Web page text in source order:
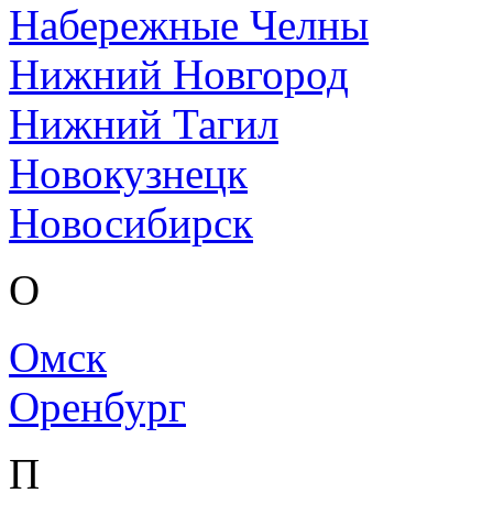
Набережные Челны
Нижний Новгород
Нижний Тагил
Новокузнецк
Новосибирск
О
Омск
Оренбург
П